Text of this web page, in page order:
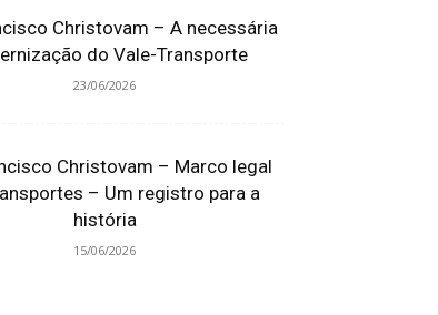
Christovam – A necessária
do Vale-Transporte
23/06/2026
Christovam – Marco legal
– Um registro para a
história
15/06/2026